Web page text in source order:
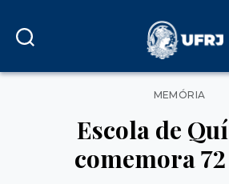
MEMÓRIA
Escola de
comemora